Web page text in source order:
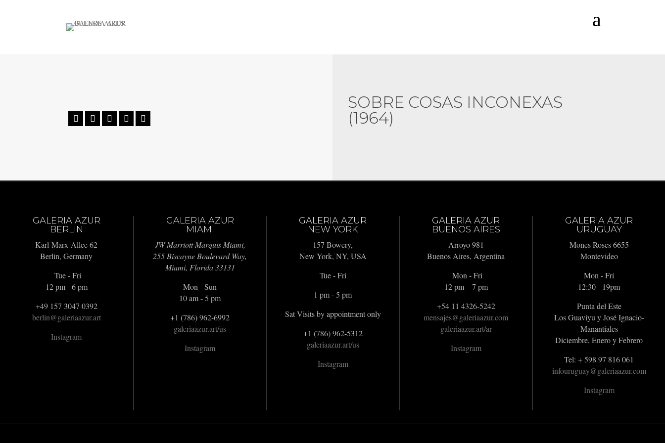
a
    
SOBRE COSAS INCONEXAS
(1964)
GALERIA AZUR
BERLIN
Karl-Marx-Allee 62
Berlin, Germany
Tue - Fri
12 pm - 6 pm
+49 157 3047 0392
berlin@galeriaazur.art
Instagram
GALERIA AZUR
MIAMI
JW Marriott Marquis Miami,
255 Biscayne Boulevard Way,
Miami, Florida 33131
Mon - Sun
10 am - 5 pm
+1 (786) 962-6992
galeriaazur.art/us
Instagram
GALERIA AZUR
NEW YORK
157 Bowery,
New York, NY, USA
Tue - Fri
1 pm - 5 pm
Sat Visits by appointment only
+1 (786) 962-5312
galeriaazur.art/us
Instagram
GALERIA AZUR
BUENOS AIRES
Arroyo 981
Buenos Aires, Argentina
Mon - Fri
12 pm – 7 pm
+54 11 4326-5242
mensajes@galeriaazur.com
galeriaazur.art/ar
Instagram
GALERIA AZUR
URUGUAY
Mones Roses 6655
Montevideo
Mon - Fri
12:30 - 19pm
Punta del Este
Los Guaviyu y José Ignacio-
Manantiales
Diciembre, Enero y Febrero
Tel: + 598 97 816 061
infouruguay@galeriaazur.com
Instagram